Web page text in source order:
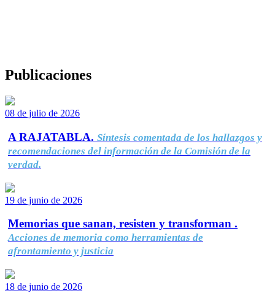
Publicaciones
08 de julio de 2026
A RAJATABLA. Síntesis comentada de los hallazgos y
recomendaciones del información de la Comisión de la
verdad.
19 de junio de 2026
Memorias que sanan, resisten y transforman .
Acciones de memoria como herramientas de
afrontamiento y justicia
18 de junio de 2026